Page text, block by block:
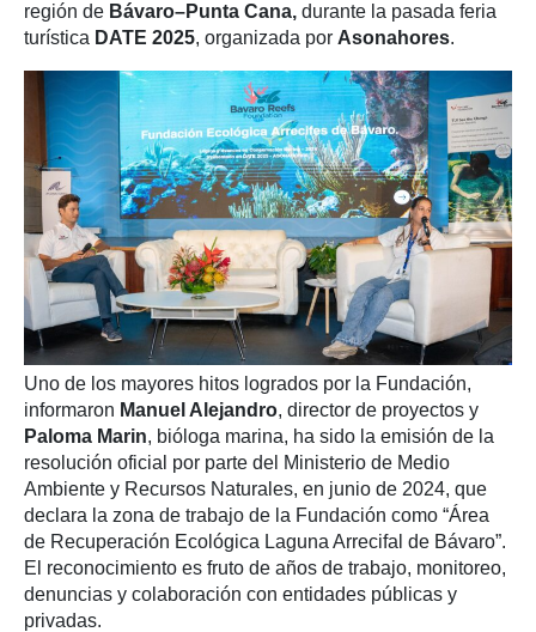
región de Bávaro–Punta Cana, durante la pasada feria
turística DATE 2025, organizada por Asonahores.
Uno de los mayores hitos logrados por la Fundación,
informaron Manuel Alejandro, director de proyectos y
Paloma Marin, bióloga marina, ha sido la emisión de la
resolución oficial por parte del Ministerio de Medio
Ambiente y Recursos Naturales, en junio de 2024, que
declara la zona de trabajo de la Fundación como “Área
de Recuperación Ecológica Laguna Arrecifal de Bávaro”.
El reconocimiento es fruto de años de trabajo, monitoreo,
denuncias y colaboración con entidades públicas y
privadas.